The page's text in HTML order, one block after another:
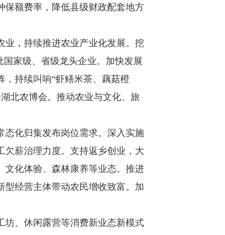
保额费率，降低县级财政配套地方
，持续推进农业产业化发展。挖
家级、省级龙头企业。加快发展
，持续叫响“虾鳝米茶、藕菇橙
北农博会。推动农业与文化、旅
化归集发布岗位需求。深入实施
薪治理力度。支持返乡创业，大
文化体验、森林康养等业态。推进
经营主体带动农民增收致富。加
、休闲露营等消费新业态新模式